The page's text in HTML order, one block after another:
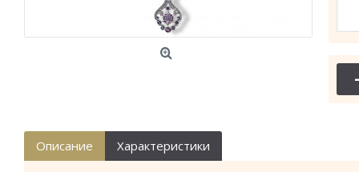
-
Описание Характеристики